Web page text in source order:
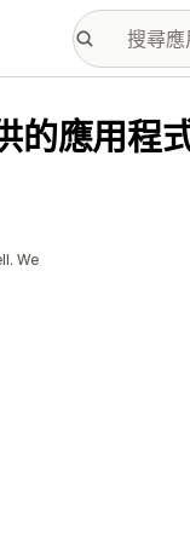
的應用程
We